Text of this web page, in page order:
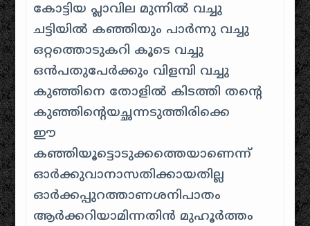
കോട്ടിയ പ്ലാവില മുന്നില്‍ വച്ചു
ചട്ടിയില്‍ കഞ്ഞിയും പാര്‍ന്നു വച്ചു
ഒറ്റത്തൊടുകറി കൂടെ വച്ചു
ഒന്‍പതുപേര്‍ക്കും വിളമ്പി വച്ചു
കുഞ്ഞിനെ തോളില്‍ കിടത്തി തന്റെ
കുഞ്ഞിന്റെയച്ഛന്നടുത്തിരിക്കെ
ഈ
കഞ്ഞിയൂട്ടൊടുക്കത്തെയാണെന്ന്
ഓര്‍ക്കുവാനാസതിക്കായതില്ല
ഓര്‍ക്കപ്പുറത്താണശനിപാതം
ആര്‍ക്കറിയാമിന്നതിന്‍ മുഹൂര്‍ത്തം